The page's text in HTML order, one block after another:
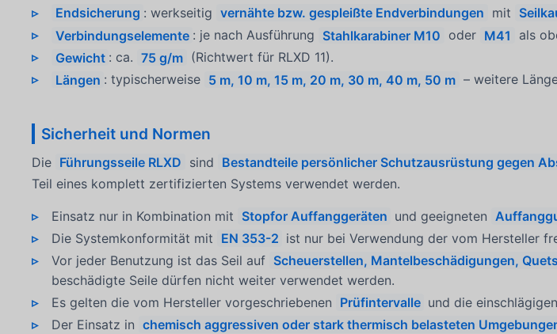
Endsicherung : werkseitig vernähte bzw. gespleißte Endverbindungen mit
Verbindungselemente : je nach Ausführung Stahlkarabiner M10 oder M41
als
Gewicht : ca. 75 g/m (Richtwert für RLXD 11).
Längen : typischerweise 5 m, 10 m, 15 m, 20 m, 30 m, 40 m, 50 m – weitere
Sicherheit und Normen
Die Führungsseile RLXD sind Bestandteile persönlicher Schutzausrüstung gegen
Teil eines komplett zertifizierten Systems verwendet werden.
Einsatz nur in Kombination mit Stopfor Auffanggeräten und geeigneten
Die Systemkonformität mit EN 353-2 ist nur bei Verwendung der vom Hersteller
Vor jeder Benutzung ist das Seil auf Scheuerstellen, Mantelbeschädigungen,
beschädigte Seile dürfen nicht weiter verwendet werden.
Es gelten die vom Hersteller vorgeschriebenen Prüfintervalle und die
Der Einsatz in chemisch aggressiven oder stark thermisch belasteten